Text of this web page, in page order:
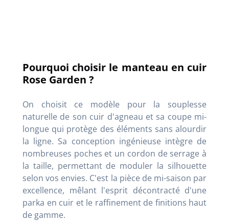
Pourquoi choisir le manteau en cuir
Rose Garden ?
On choisit ce modèle pour la souplesse
naturelle de son cuir d'agneau et sa coupe mi-
longue qui protège des éléments sans alourdir
la ligne. Sa conception ingénieuse intègre de
nombreuses poches et un cordon de serrage à
la taille, permettant de moduler la silhouette
selon vos envies. C'est la pièce de mi-saison par
excellence, mêlant l'esprit décontracté d'une
parka en cuir et le raffinement de finitions haut
de gamme.